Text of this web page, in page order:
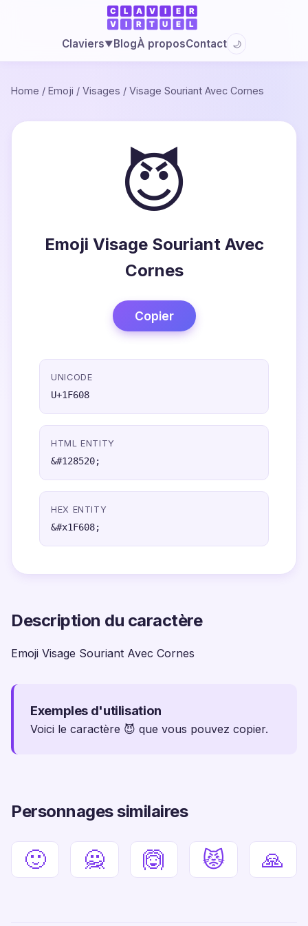
Claviers▼BlogÀ proposContact 🌙
Home / Emoji / Visages / Visage Souriant Avec Cornes
😈
Emoji Visage Souriant Avec
Cornes
Copier
UNICODE
U+1F608
HTML ENTITY
&#128520;
HEX ENTITY
&#x1F608;
Description du caractère
Emoji Visage Souriant Avec Cornes
Exemples d'utilisation
Voici le caractère 😈 que vous pouvez copier.
Personnages similaires
🙂 🙅 🙆 😾 🙏